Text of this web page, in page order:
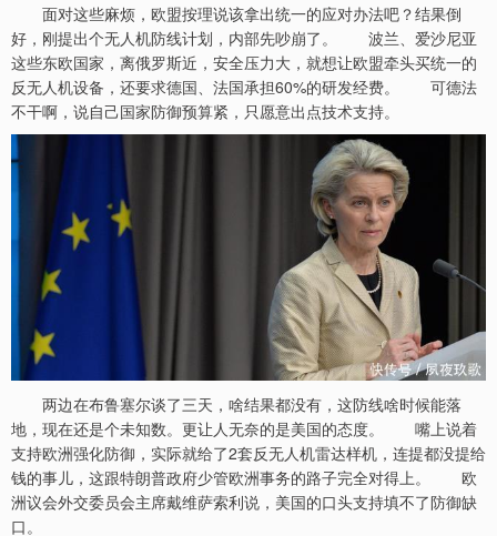
面对这些麻烦，欧盟按理说该拿出统一的应对办法吧？结果倒
好，刚提出个无人机防线计划，内部先吵崩了。 波兰、爱沙尼亚
这些东欧国家，离俄罗斯近，安全压力大，就想让欧盟牵头买统一的
反无人机设备，还要求德国、法国承担60%的研发经费。 可德法
不干啊，说自己国家防御预算紧，只愿意出点技术支持。
两边在布鲁塞尔谈了三天，啥结果都没有，这防线啥时候能落
地，现在还是个未知数。更让人无奈的是美国的态度。 嘴上说着
支持欧洲强化防御，实际就给了2套反无人机雷达样机，连提都没提给
钱的事儿，这跟特朗普政府少管欧洲事务的路子完全对得上。 欧
洲议会外交委员会主席戴维萨索利说，美国的口头支持填不了防御缺
口。